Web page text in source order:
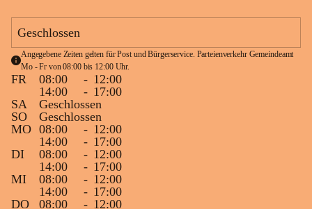
Geschlossen
Angegebene Zeiten gelten für Post und Bürgerservice. Parteienverkehr Gemeindeamt
Mo - Fr von 08:00 bis 12:00 Uhr.
FR 08:00 - 12:00
14:00
- 17:00
SA
Geschlossen
SO
Geschlossen
MO 08:00 - 12:00
14:00
- 17:00
DI
08:00 - 12:00
14:00
- 17:00
MI
08:00 - 12:00
14:00
- 17:00
DO
08:00 - 12:00